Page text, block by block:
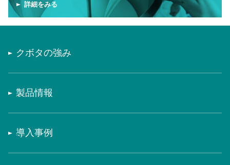
詳細をみる
クボタの強み
製品情報
導入事例